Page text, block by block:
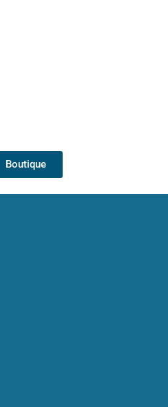
Boutique